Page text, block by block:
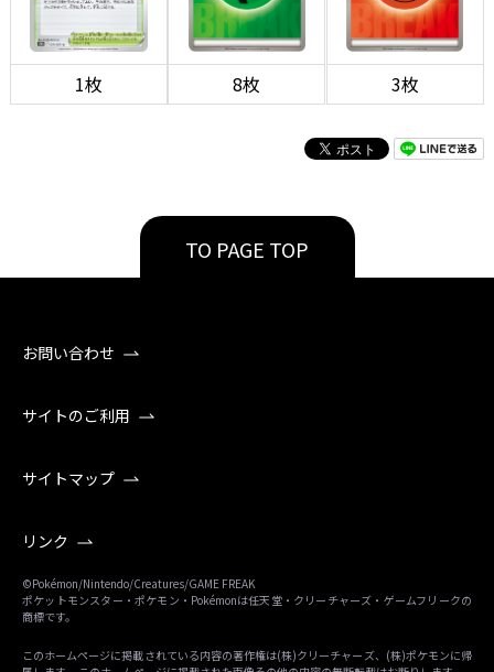
1枚 8枚 3枚
TO PAGE TOP
お問い合わせ
サイトのご利用
サイトマップ
リンク
©Pokémon/Nintendo/Creatures/GAME FREAK
ポケットモンスター・ポケモン・Pokémonは任天堂・クリーチャーズ・ゲームフリークの
商標です。
このホームページに掲載されている内容の著作権は(株)クリーチャーズ、(株)ポケモンに帰